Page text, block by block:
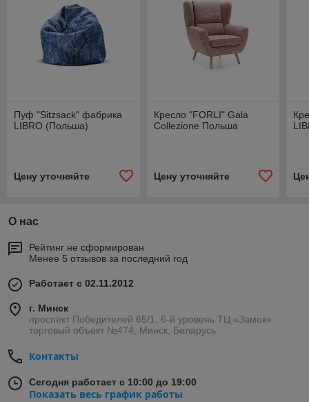
Пуф "Sitzsack" фабрика
LIBRO (Польша)
Цену уточняйте
Кресло "FORLI" Gala
Collezione Польша
Цену уточняйте
О нас
Рейтинг не сформирован
Менее 5 отзывов за последний год
Работает с 02.11.2012
г. Минск
проспект Победителей 65/1, 6-й уровень ТЦ «Замок»
торговый объект №474, Минск, Беларусь
Контакты
Сегодня работает с 10:00 до 19:00
Показать весь график работы